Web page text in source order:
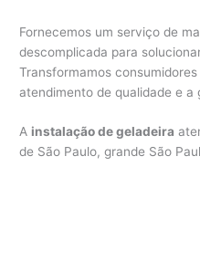
Fornecemos um serviço de
descomplicada para
Transformamos
atendimento de qualidade e a
A instalação de geladeira
de São Paulo, grande São